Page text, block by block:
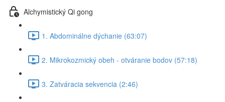
Alchymistický Qi gong
1. Abdominálne dýchanie (63:07)
2. Mikrokozmický obeh - otváranie bodov (57:18)
3. Zatváracia sekvencia (2:46)